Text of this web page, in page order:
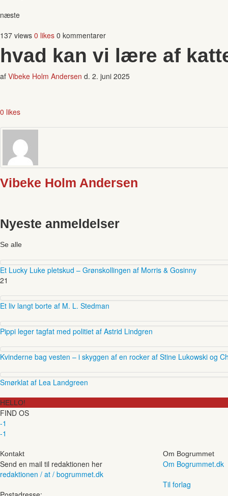
næste
137 views 0 likes 0 kommentarer
hvad kan vi lære af
af Vibeke Holm Andersen d. 2. juni 2025
0 likes
Vibeke Holm Andersen
Nyeste anmeldelser
Se alle
Et Lucky Luke pletskud – Grønskollingen af Morris & Gosinny
21
Et liv langt borte af M. L. Stedman
Pippi leger tagfat med politiet af Astrid Lindgren
Kvinderne bag vesten – i skyggen af en rocker af Stine Lukowski og
Smørklat af Lea Landgreen
HELLO!
FIND OS
-1
-1
Kontakt
Send en mail til redaktionen her
redaktionen / at / bogrummet.dk
Om Bogrummet
Om Bogrummet.dk
Til forlag